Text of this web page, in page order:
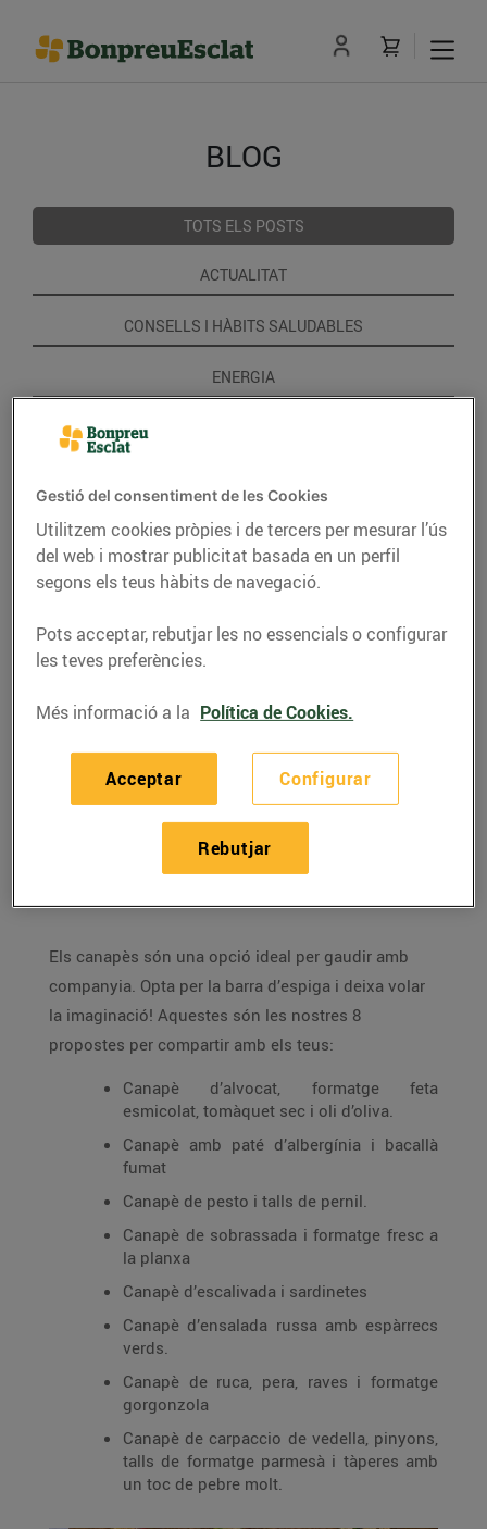
BLOG
TOTS ELS POSTS
ACTUALITAT
CONSELLS I HÀBITS SALUDABLES
ENERGIA
GASTRONOMIA I TRADICIONS
RECEPTES
Aperitius per compartir
Els canapès són una opció ideal per gaudir amb
companyia. Opta per la barra d’espiga i deixa volar
la imaginació! Aquestes són les nostres 8
propostes per compartir amb els teus:
Canapè d’alvocat, formatge feta
esmicolat, tomàquet sec i oli d’oliva.
Canapè amb paté d’albergínia i bacallà
fumat
Canapè de pesto i talls de pernil.
Canapè de sobrassada i formatge fresc a
la planxa
Canapè d’escalivada i sardinetes
Canapè d’ensalada russa amb espàrrecs
verds.
Canapè de ruca, pera, raves i formatge
gorgonzola
Canapè de carpaccio de vedella, pinyons,
talls de formatge parmesà i tàperes amb
un toc de pebre molt.
Gestió del consentiment de les Cookies
Utilitzem cookies pròpies i de tercers per mesurar l’ús
del web i mostrar publicitat basada en un perfil
segons els teus hàbits de navegació.
Pots acceptar, rebutjar les no essencials o configurar
les teves preferències.
Més informació a la Política de Cookies.
Configurar
Rebutjar
Acceptar